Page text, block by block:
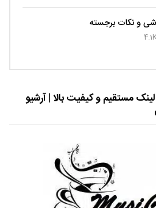
و نکات برجسته
مستقیم و کیفیت بالا | آرشیو